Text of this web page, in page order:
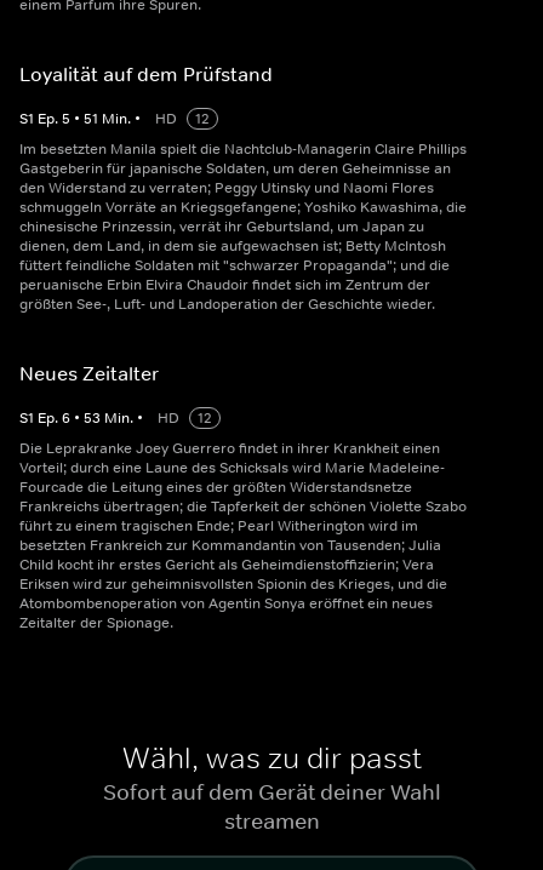
einem Parfum ihre Spuren.
Loyalität auf dem Prüfstand
S1 Ep.5 • 51 Min. • HD
12
Im besetzten Manila spielt die Nachtclub-Managerin Claire Phillips
Gastgeberin für japanische Soldaten, um deren Geheimnisse an
den Widerstand zu verraten; Peggy Utinsky und Naomi Flores
schmuggeln Vorräte an Kriegsgefangene; Yoshiko Kawashima, die
chinesische Prinzessin, verrät ihr Geburtsland, um Japan zu
dienen, dem Land, in dem sie aufgewachsen ist; Betty McIntosh
füttert feindliche Soldaten mit "schwarzer Propaganda"; und die
peruanische Erbin Elvira Chaudoir findet sich im Zentrum der
größten See-, Luft- und Landoperation der Geschichte wieder.
Neues Zeitalter
S1 Ep.6 • 53 Min. • HD
12
Die Leprakranke Joey Guerrero findet in ihrer Krankheit einen
Vorteil; durch eine Laune des Schicksals wird Marie Madeleine-
Fourcade die Leitung eines der größten Widerstandsnetze
Frankreichs übertragen; die Tapferkeit der schönen Violette Szabo
führt zu einem tragischen Ende; Pearl Witherington wird im
besetzten Frankreich zur Kommandantin von Tausenden; Julia
Child kocht ihr erstes Gericht als Geheimdienstoffizierin; Vera
Eriksen wird zur geheimnisvollsten Spionin des Krieges, und die
Atombombenoperation von Agentin Sonya eröffnet ein neues
Zeitalter der Spionage.
Wähl, was zu dir passt
Sofort auf dem Gerät deiner Wahl
streamen